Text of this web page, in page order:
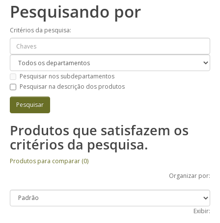
Pesquisando por
Critérios da pesquisa:
Pesquisar nos subdepartamentos
Pesquisar na descrição dos produtos
Produtos que satisfazem os
critérios da pesquisa.
Produtos para comparar (0)
Organizar por:
Exibir: